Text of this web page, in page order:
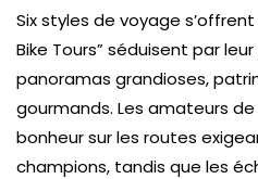
Six styles de voyage
Bike Tours” séduisent par
panoramas grandioses,
gourmands. Les amateurs
bonheur sur les routes
champions, tandis que les